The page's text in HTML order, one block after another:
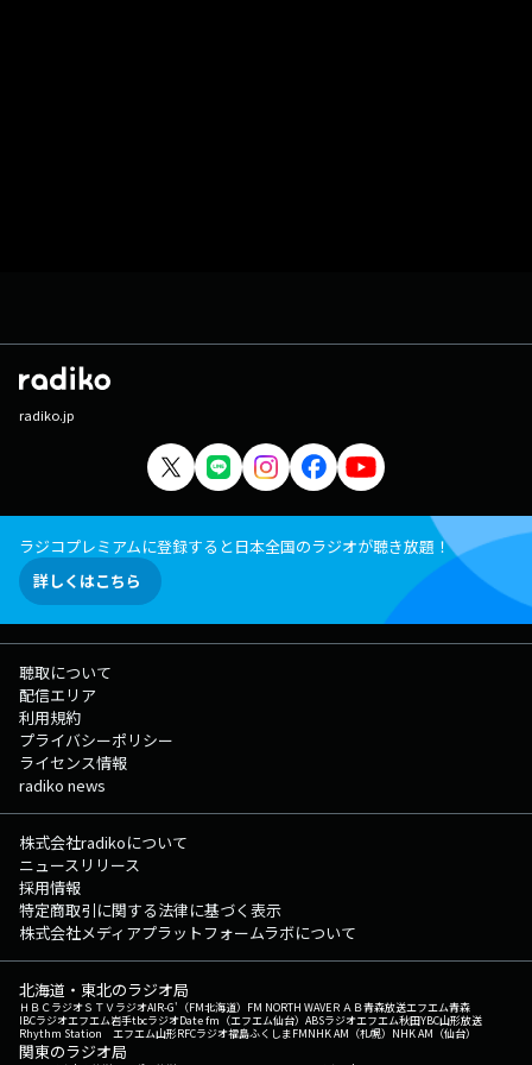
radiko.jp
ラジコプレミアムに登録すると日本全国のラジオが聴き放題！
詳しくはこちら
聴取について
配信エリア
利用規約
プライバシーポリシー
ライセンス情報
radiko news
株式会社radikoについて
ニュースリリース
採用情報
特定商取引に関する法律に基づく表示
株式会社メディアプラットフォームラボについて
北海道・東北のラジオ局
ＨＢＣラジオＳＴＶラジオAIR-G'（FM北海道） FM NORTH WAVEＲＡＢ青森放送エフエム青森
IBCラジオエフエム岩手tbcラジオDate fm（エフエム仙台） ABSラジオエフエム秋田YBC山形放送
Rhythm Station エフエム山形RFCラジオ福島ふくしまFMNHK AM（札幌） NHK AM（仙台）
関東のラジオ局